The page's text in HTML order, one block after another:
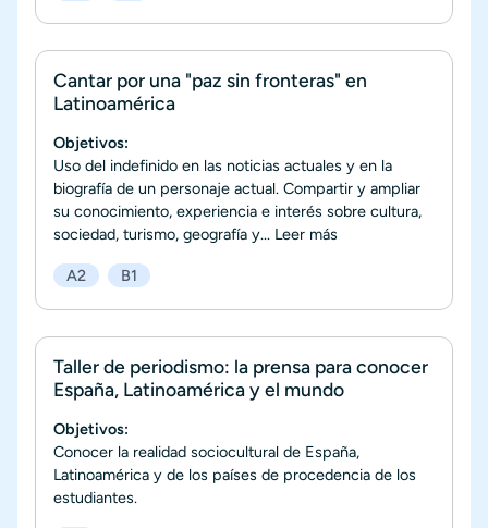
Cantar por una "paz sin fronteras" en
Latinoamérica
Objetivos:
Uso del indefinido en las noticias actuales y en la
biografía de un personaje actual. Compartir y ampliar
su conocimiento, experiencia e interés sobre cultura,
sociedad, turismo, geografía y... Leer más
A2 B1
Taller de periodismo: la prensa para conocer
España, Latinoamérica y el mundo
Objetivos:
Conocer la realidad sociocultural de España,
Latinoamérica y de los países de procedencia de los
estudiantes.